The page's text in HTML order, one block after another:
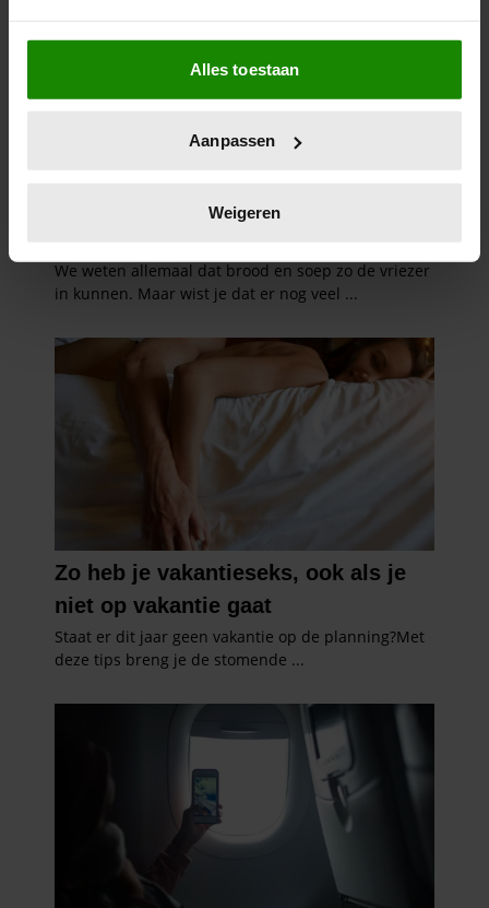
Als u het toestaat, willen we ook graag:
Informatie verzamelen over uw geografische
locatie, die tot een paar meter nauwkeurig kan zijn
scannen op specifieke eigenschappen (fingerprinting)
verwerkt en stel uw voorkeuren in het
intrekken in de Cookieverklaring.
personaliseren, om functies voor social media te bieden
en om ons websiteverkeer te analyseren. Ook delen we
informatie over uw gebruik van onze site met onze
partners voor social media, adverteren en analyse. Deze
partners kunnen deze gegevens combineren met andere
informatie die u aan ze heeft verstrekt of die ze hebben
gaat akkoord met onze cookies als u onze website blijft
gebruiken.
Alles toestaan
Aanpassen
Weigeren